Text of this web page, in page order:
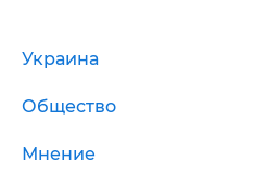
Украина
Общество
Мнение